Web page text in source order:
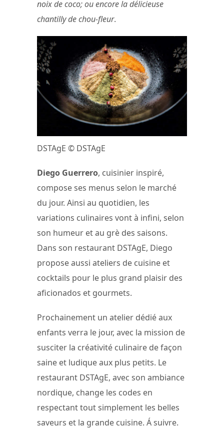
noix de coco; ou encore la délicieuse
chantilly de chou-fleur.
DSTAgE © DSTAgE
Diego Guerrero, cuisinier inspiré,
compose ses menus selon le marché
du jour. Ainsi au quotidien, les
variations culinaires vont à infini, selon
son humeur et au grè des saisons.
Dans son restaurant DSTAgE, Diego
propose aussi ateliers de cuisine et
cocktails pour le plus grand plaisir des
aficionados et gourmets.
Prochainement un atelier dédié aux
enfants verra le jour, avec la mission de
susciter la créativité culinaire de façon
saine et ludique aux plus petits. Le
restaurant DSTAgE, avec son ambiance
nordique, change les codes en
respectant tout simplement les belles
saveurs et la grande cuisine. Á suivre.